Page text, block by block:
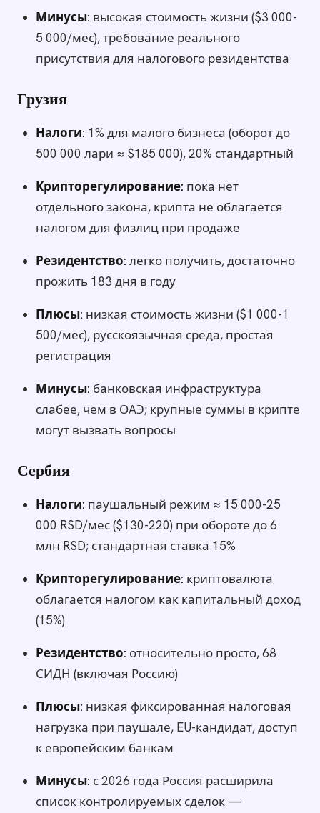
Минусы: высокая стоимость жизни ($3 000-
5 000/мес), требование реального
присутствия для налогового резидентства
Грузия
Налоги: 1% для малого бизнеса (оборот до
500 000 лари ≈ $185 000), 20% стандартный
Крипторегулирование: пока нет
отдельного закона, крипта не облагается
налогом для физлиц при продаже
Резидентство: легко получить, достаточно
прожить 183 дня в году
Плюсы: низкая стоимость жизни ($1 000-1
500/мес), русскоязычная среда, простая
регистрация
Минусы: банковская инфраструктура
слабее, чем в ОАЭ; крупные суммы в крипте
могут вызвать вопросы
Сербия
Налоги: паушальный режим ≈ 15 000-25
000 RSD/мес ($130-220) при обороте до 6
млн RSD; стандартная ставка 15%
Крипторегулирование: криптовалюта
облагается налогом как капитальный доход
(15%)
Резидентство: относительно просто, 68
СИДН (включая Россию)
Плюсы: низкая фиксированная налоговая
нагрузка при паушале, EU-кандидат, доступ
к европейским банкам
Минусы: с 2026 года Россия расширила
список контролируемых сделок —